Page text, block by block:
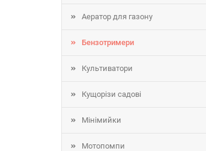
Аератор для газону
Бензотримери
Культиватори
Кущорізи садові
Мінімийки
Мотопомпи